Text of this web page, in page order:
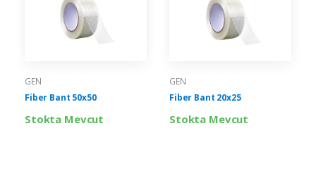
GEN
Fiber Bant 50x50
Stokta Mevcut
GEN
Fiber Bant 20x25
Stokta Mevcut